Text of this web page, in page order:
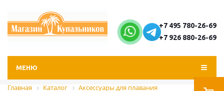
+7 495 780-26-69
+7 926 880-26-69
МЕНЮ
Главная Каталог
Аксессуары для плавания